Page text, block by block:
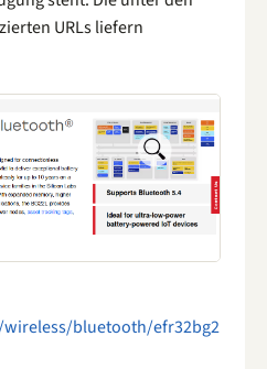
URLs liefern
bluetooth/efr32bg2